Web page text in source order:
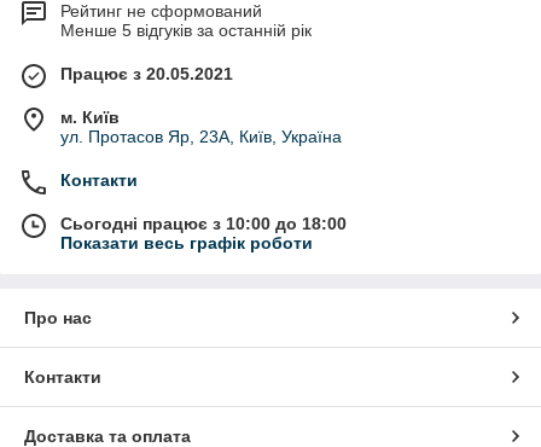
Рейтинг не сформований
Менше 5 відгуків за останній рік
Працює з 20.05.2021
м. Київ
ул. Протасов Яр, 23А, Київ, Україна
Контакти
Сьогодні працює з 10:00 до 18:00
Показати весь графік роботи
Про нас
Контакти
Доставка та оплата